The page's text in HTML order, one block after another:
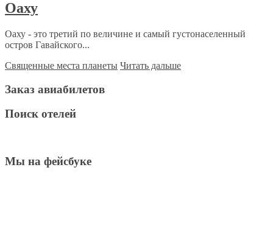
Оаху
Оаху - это третий по величине и самый густонаселенный
остров Гавайского...
Священные места планеты Читать дальше
Заказ авиабилетов
Поиск отелей
Мы на фейсбуке